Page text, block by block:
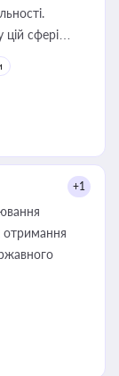
сфері
або
оренди
+1
отримання